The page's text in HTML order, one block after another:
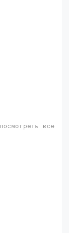
посмотреть все